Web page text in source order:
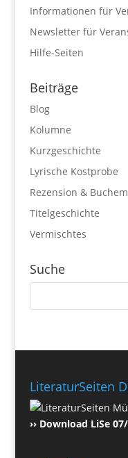
Informationen für
Newsletter für
Hilfe-Seiten
Beiträge
Blog
Kolumne
Kurzgeschichte
Lyrische Kostprobe
Rezension &
Titelgeschichte
Vermischtes
Suche
LiteraturSeiten
›› Download LiSe